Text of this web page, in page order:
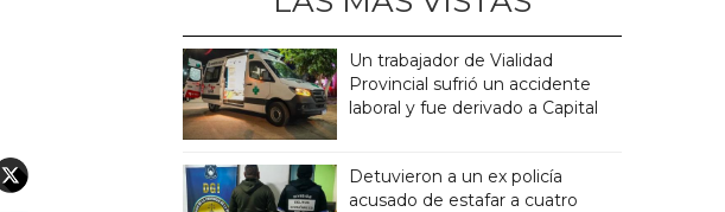
Un trabajador de Vialidad
Provincial sufrió un accidente
laboral y fue derivado a Capital
Detuvieron a un ex policía
acusado de estafar a cuatro